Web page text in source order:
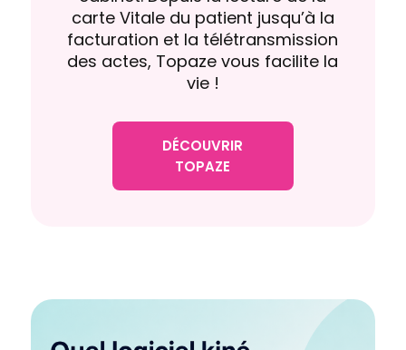
carte Vitale du patient jusqu’à la
facturation et la télétransmission
des actes, Topaze vous facilite la
vie !
DÉCOUVRIR
TOPAZE